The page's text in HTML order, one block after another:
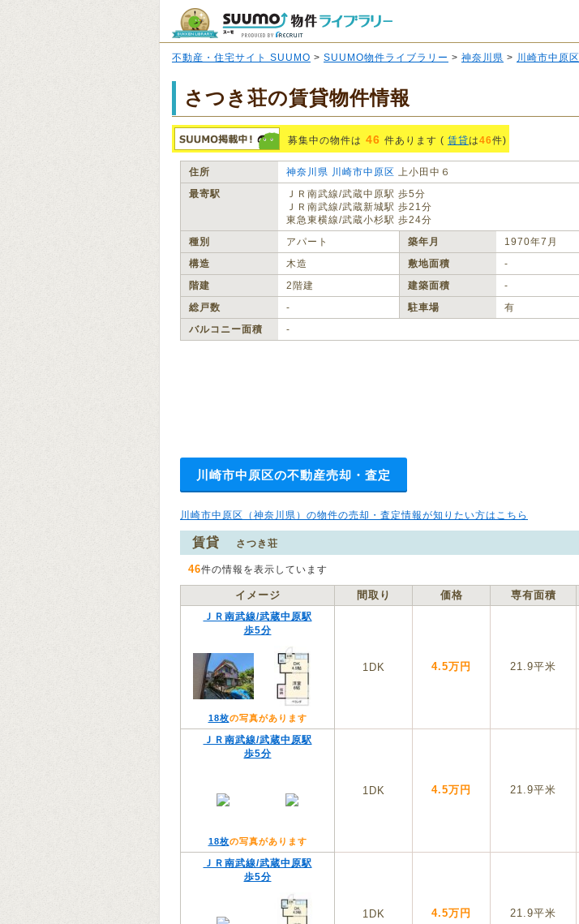
不動産・住宅サイト SUUMO > SUUMO物件ライブラリー > 神奈川県 > 川崎市中原区
さつき荘の賃貸物件情報
募集中の物件は 46 件あります ( 賃貸は46件)
住所 神奈川県 川崎市中原区 上小田中６
最寄駅
ＪＲ南武線/武蔵中原駅 歩5分
ＪＲ南武線/武蔵新城駅 歩21分
東急東横線/武蔵小杉駅 歩24分
種別
アパート 築年月
1970年7月
構造
木造 敷地面積
‐
階建
2階建 建築面積
‐
総戸数
‐ 駐車場
有
バルコニー面積
‐
川崎市中原区の不動産売却・査定
川崎市中原区（神奈川県）の物件の売却・査定情報が知りたい方はこちら
賃貸 さつき荘
46件の情報を表示しています
イメージ 間取り 価格 専有面積
ＪＲ南武線/武蔵中原駅
歩5分
18枚の写真があります
1DK 4.5万円 21.9平米
ＪＲ南武線/武蔵中原駅
歩5分
18枚の写真があります
1DK 4.5万円 21.9平米
ＪＲ南武線/武蔵中原駅
歩5分
1DK 4.5万円 21.9平米